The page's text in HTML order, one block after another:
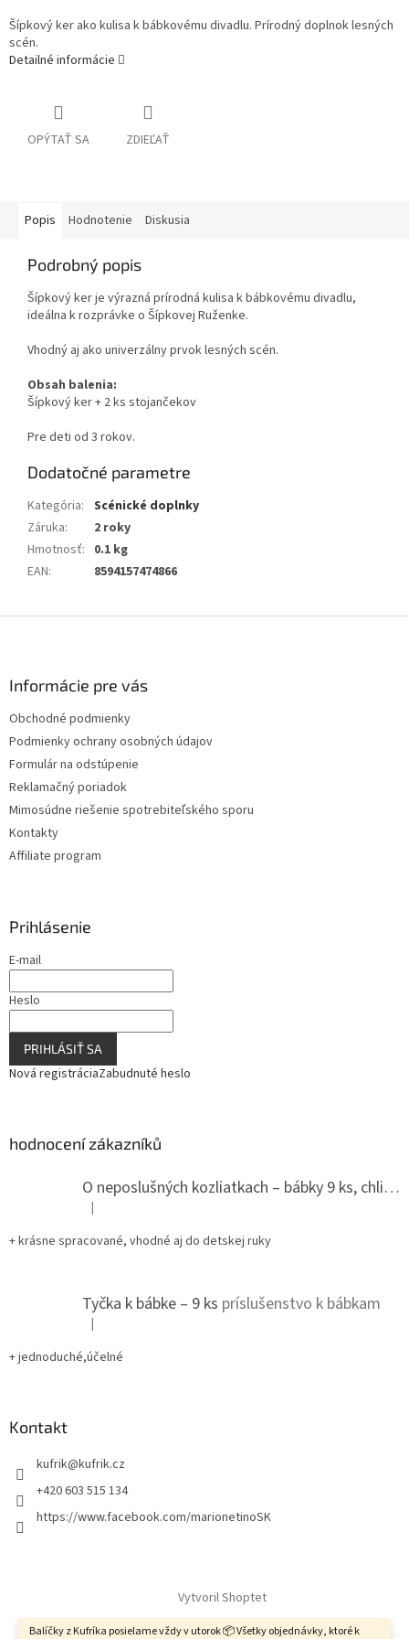
Balíčky z Kufríka posielame vždy v utorok 📦 Všetky objednávky, ktoré k
Šípkový ker ako kulisa k bábkovému divadlu. Prírodný doplnok lesných
scén.
Detailné informácie
OPÝTAŤ SA ZDIEĽAŤ
Popis Hodnotenie Diskusia
Podrobný popis
Šípkový ker je výrazná prírodná kulisa k bábkovému divadlu,
ideálna k rozprávke o Šípkovej Ruženke.
Vhodný aj ako univerzálny prvok lesných scén.
Obsah balenia:
Šípkový ker + 2 ks stojančekov
Pre deti od 3 rokov.
Dodatočné parametre
Kategória: Scénické doplnky
Záruka:
2 roky
Hmotnosť: 0.1 kg
EAN: 8594157474866
Informácie pre vás
Obchodné podmienky
Podmienky ochrany osobných údajov
Formulár na odstúpenie
Reklamačný poriadok
Mimosúdne riešenie spotrebiteľského sporu
Kontakty
Affiliate program
Prihlásenie
E-mail
Heslo
PRIHLÁSIŤ SA
Nová registráciaZabudnuté heslo
hodnocení zákazníků
O neposlušných kozliatkach – bábky 9 ks, chlievik
Hodnotenie produktu je 5 z 5 hviezdičiek.
|
+ krásne spracované, vhodné aj do detskej ruky
Tyčka k bábke – 9 ks príslušenstvo k bábkam
Hodnotenie produktu je 5 z 5 hviezdičiek.
|
+ jednoduché,účelné
Kontakt
kufrik@kufrik.cz
+420 603 515 134
https://www.facebook.com/marionetinoSK
Vytvoril Shoptet